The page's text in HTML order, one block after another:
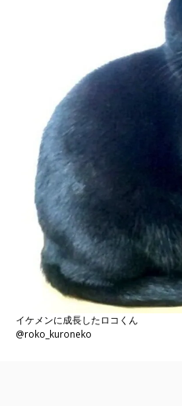
イケメンに成長したロコくん
@roko_kuroneko